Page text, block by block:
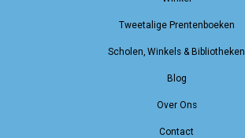
Tweetalige Prentenboeken
Scholen, Winkels & Bibliotheken
Blog
Over Ons
Contact